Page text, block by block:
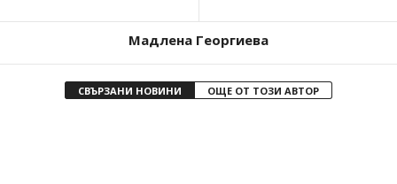
Мадлена Георгиева
СВЪРЗАНИ НОВИНИ ОЩЕ ОТ ТОЗИ АВТОР